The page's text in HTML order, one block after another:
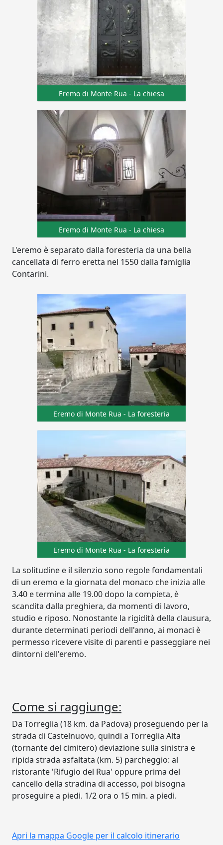
Eremo di Monte Rua - La chiesa
Eremo di Monte Rua - La chiesa
L'eremo è separato dalla foresteria da una bella
cancellata di ferro eretta nel 1550 dalla famiglia
Contarini.
Eremo di Monte Rua - La foresteria
Eremo di Monte Rua - La foresteria
La solitudine e il silenzio sono regole fondamentali
di un eremo e la giornata del monaco che inizia alle
3.40 e termina alle 19.00 dopo la compieta, è
scandita dalla preghiera, da momenti di lavoro,
studio e riposo. Nonostante la rigidità della clausura,
durante determinati periodi dell'anno, ai monaci è
permesso ricevere visite di parenti e passeggiare nei
dintorni dell'eremo.
Come si raggiunge:
Da Torreglia (18 km. da Padova) proseguendo per la
strada di Castelnuovo, quindi a Torreglia Alta
(tornante del cimitero) deviazione sulla sinistra e
ripida strada asfaltata (km. 5) parcheggio: al
ristorante 'Rifugio del Rua' oppure prima del
cancello della stradina di accesso, poi bisogna
proseguire a piedi. 1/2 ora o 15 min. a piedi.
Apri la mappa Google per il calcolo itinerario